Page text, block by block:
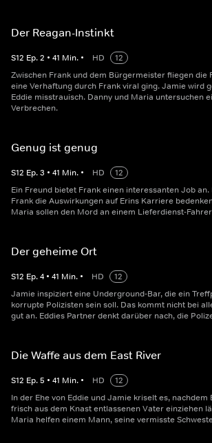
Der Reagan-Instinkt
S12 Ep.2 • 41 Min. • HD
12
Zwischen Frank und dem Bürgermeister fliegen die
eine Verhaftung durch Frank viral ging. Jamie wird
Eddie misstrauisch. Danny und Maria untersuchen
Verbrechen.
Genug ist genug
S12 Ep.3 • 41 Min. • HD
12
Ein Freund bietet Frank einen interessanten Job an.
Frank die Auswirkungen auf Erins Karriere
Maria sollen den Mord an einem Lieferdienst-
Der geheime Ort
S12 Ep.4 • 41 Min. • HD
12
Jamie inspiziert eine Underground-Bar, die ein
korrupte Polizisten sein soll. Das kommt nicht bei
gut an. Eddies Partner denkt darüber nach, die
Die Waffe aus dem East River
S12 Ep.5 • 41 Min. • HD
12
In der Ehe von Eddie und Jamie kriselt es, nachdem
frisch aus dem Knast entlassenen Vater einziehen
Maria helfen einem Mann, seine vermisste